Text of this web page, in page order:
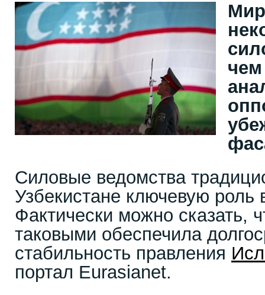
Силовые ведомства
Узбекистане ключевую роль
Фактически можно сказать,
таковыми обеспечила
стабильность правления
портал Eurasianet.